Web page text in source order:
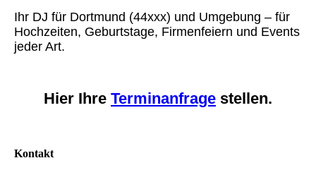
Ihr DJ für Dortmund (44xxx) und Umgebung – für
Hochzeiten, Geburtstage, Firmenfeiern und Events
jeder Art.
Hier Ihre Terminanfrage stellen.
Kontakt